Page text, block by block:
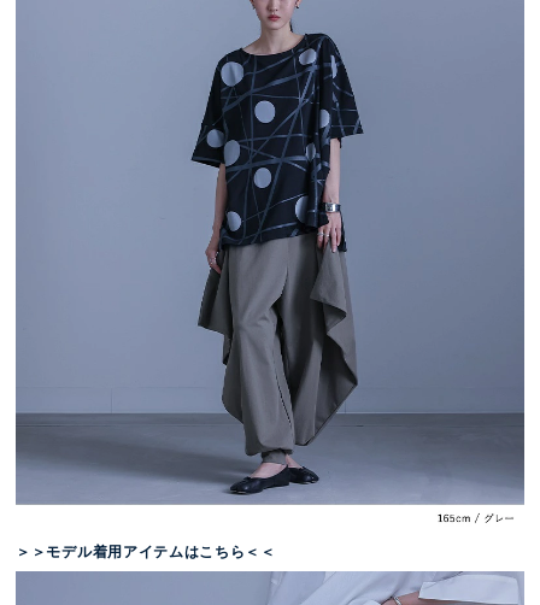
＞＞モデル着用アイテムはこちら＜＜